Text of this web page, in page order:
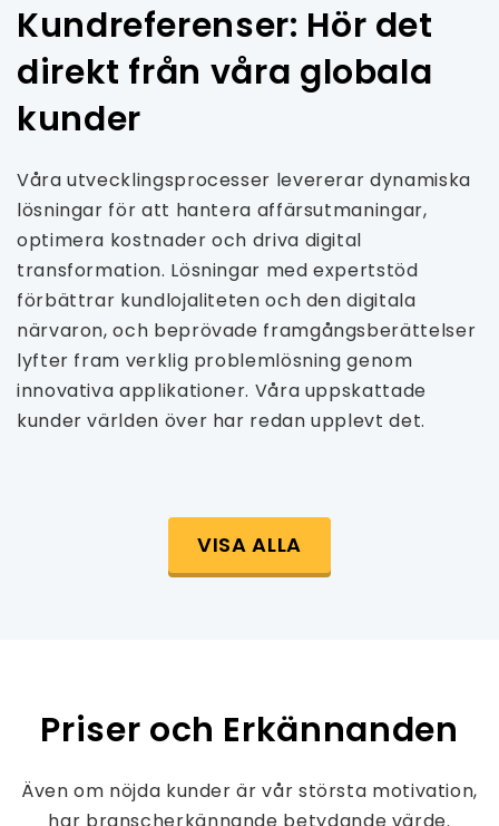
Kundreferenser: Hör det
direkt från våra globala
kunder
Våra utvecklingsprocesser levererar dynamiska
lösningar för att hantera affärsutmaningar,
optimera kostnader och driva digital
transformation. Lösningar med expertstöd
förbättrar kundlojaliteten och den digitala
närvaron, och beprövade framgångsberättelser
lyfter fram verklig problemlösning genom
innovativa applikationer. Våra uppskattade
kunder världen över har redan upplevt det.
VISA ALLA
Priser och Erkännanden
Även om nöjda kunder är vår största motivation,
har branscherkännande betydande värde.